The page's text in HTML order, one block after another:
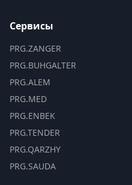
Сервисы
PRG.ZANGER
PRG.BUHGALTER
PRG.ALEM
PRG.MED
PRG.ENBEK
PRG.TENDER
PRG.QARZHY
PRG.SAUDA